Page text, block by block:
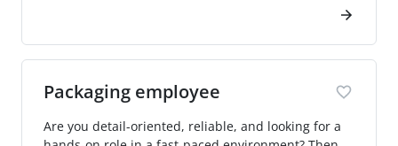
Packaging employee
Are you detail-oriented, reliable, and looking for a